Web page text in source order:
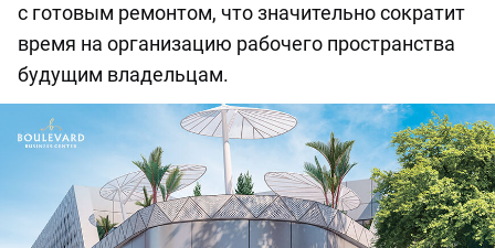
с готовым ремонтом, что значительно сократит
время на организацию рабочего пространства
будущим владельцам.